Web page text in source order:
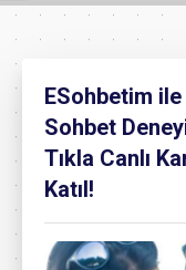
ESohbetim
Sohbet
Tıkla Canlı
Katıl!